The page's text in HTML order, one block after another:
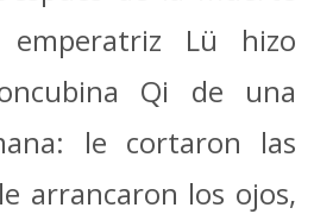
Lü hizo
Qi de una
le cortaron las
arrancaron los ojos,